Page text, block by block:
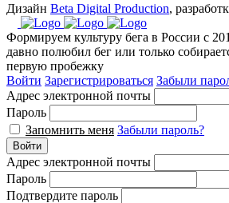
Дизайн Beta Digital Production,
Формируем культуру бега в России с
давно полюбил бег или только
первую пробежку
Войти Зарегистрироваться Забыли
Адрес электронной почты
Пароль
Запомнить меня Забыли пароль?
Войти
Адрес электронной почты
Пароль
Подтвердите пароль